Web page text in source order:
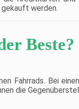
werden.
Beste?
Fahrrads. Bei
die